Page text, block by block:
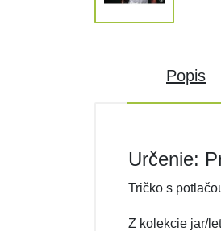
Popis
Určenie:
Tričko s
Z kolekcie jar/